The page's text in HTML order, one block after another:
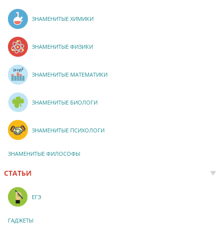
ЗНАМЕНИТЫЕ ХИМИКИ
ЗНАМЕНИТЫЕ ФИЗИКИ
ЗНАМЕНИТЫЕ МАТЕМАТИКИ
ЗНАМЕНИТЫЕ БИОЛОГИ
ЗНАМЕНИТЫЕ ПСИХОЛОГИ
ЗНАМЕНИТЫЕ ФИЛОСОФЫ
СТАТЬИ
ЕГЭ
ГАДЖЕТЫ